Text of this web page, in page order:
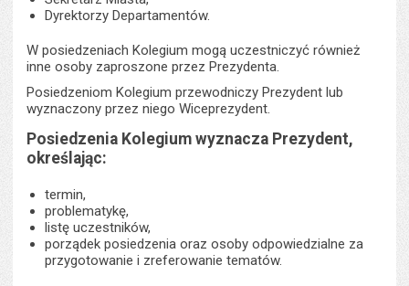
Dyrektorzy Departamentów.
W posiedzeniach Kolegium mogą uczestniczyć również
inne osoby zaproszone przez Prezydenta.
Posiedzeniom Kolegium przewodniczy Prezydent lub
wyznaczony przez niego Wiceprezydent.
Posiedzenia Kolegium wyznacza Prezydent,
określając:
termin,
problematykę,
listę uczestników,
porządek posiedzenia oraz osoby odpowiedzialne za
przygotowanie i zreferowanie tematów.